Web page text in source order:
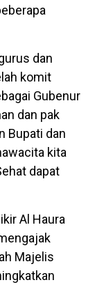
dan
komit
Gubenur
dan pak
Bupati dan
kita
dapat
Al Haura
Majelis